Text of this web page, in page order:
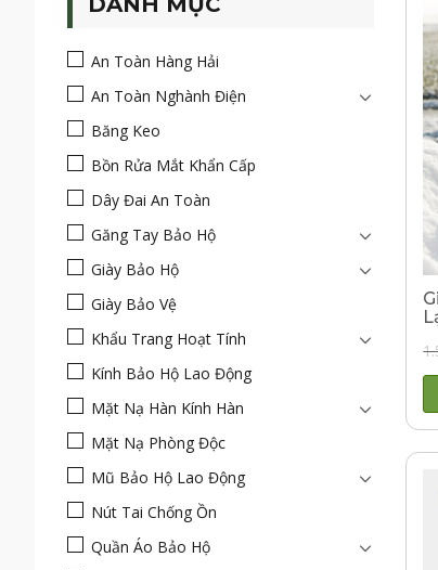
An Toàn Hàng Hải
An Toàn Nghành Điện
Băng Keo
Bồn Rửa Mắt Khẩn Cấp
Dây Đai An Toàn
Găng Tay Bảo Hộ
Giày Bảo Hộ
Giày Bảo Vệ
Khẩu Trang Hoạt Tính
Kính Bảo Hộ Lao Động
Mặt Nạ Hàn Kính Hàn
Mặt Nạ Phòng Độc
Mũ Bảo Hộ Lao Động
Nút Tai Chống Ồn
Quần Áo Bảo Hộ